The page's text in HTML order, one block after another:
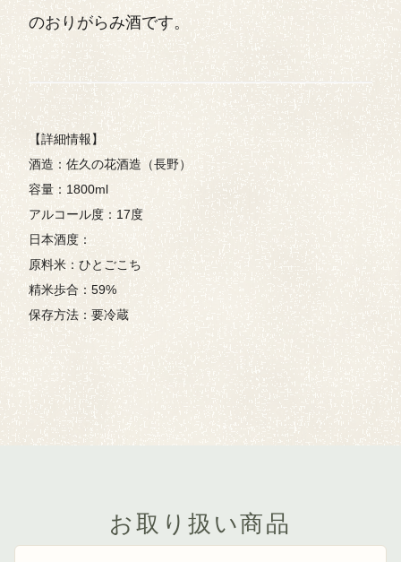
のおりがらみ酒です。
【詳細情報】
酒造：佐久の花酒造（長野）
容量：1800ml
アルコール度：17度
日本酒度：
原料米：ひとごこち
精米歩合：59%
保存方法：要冷蔵
お取り扱い商品